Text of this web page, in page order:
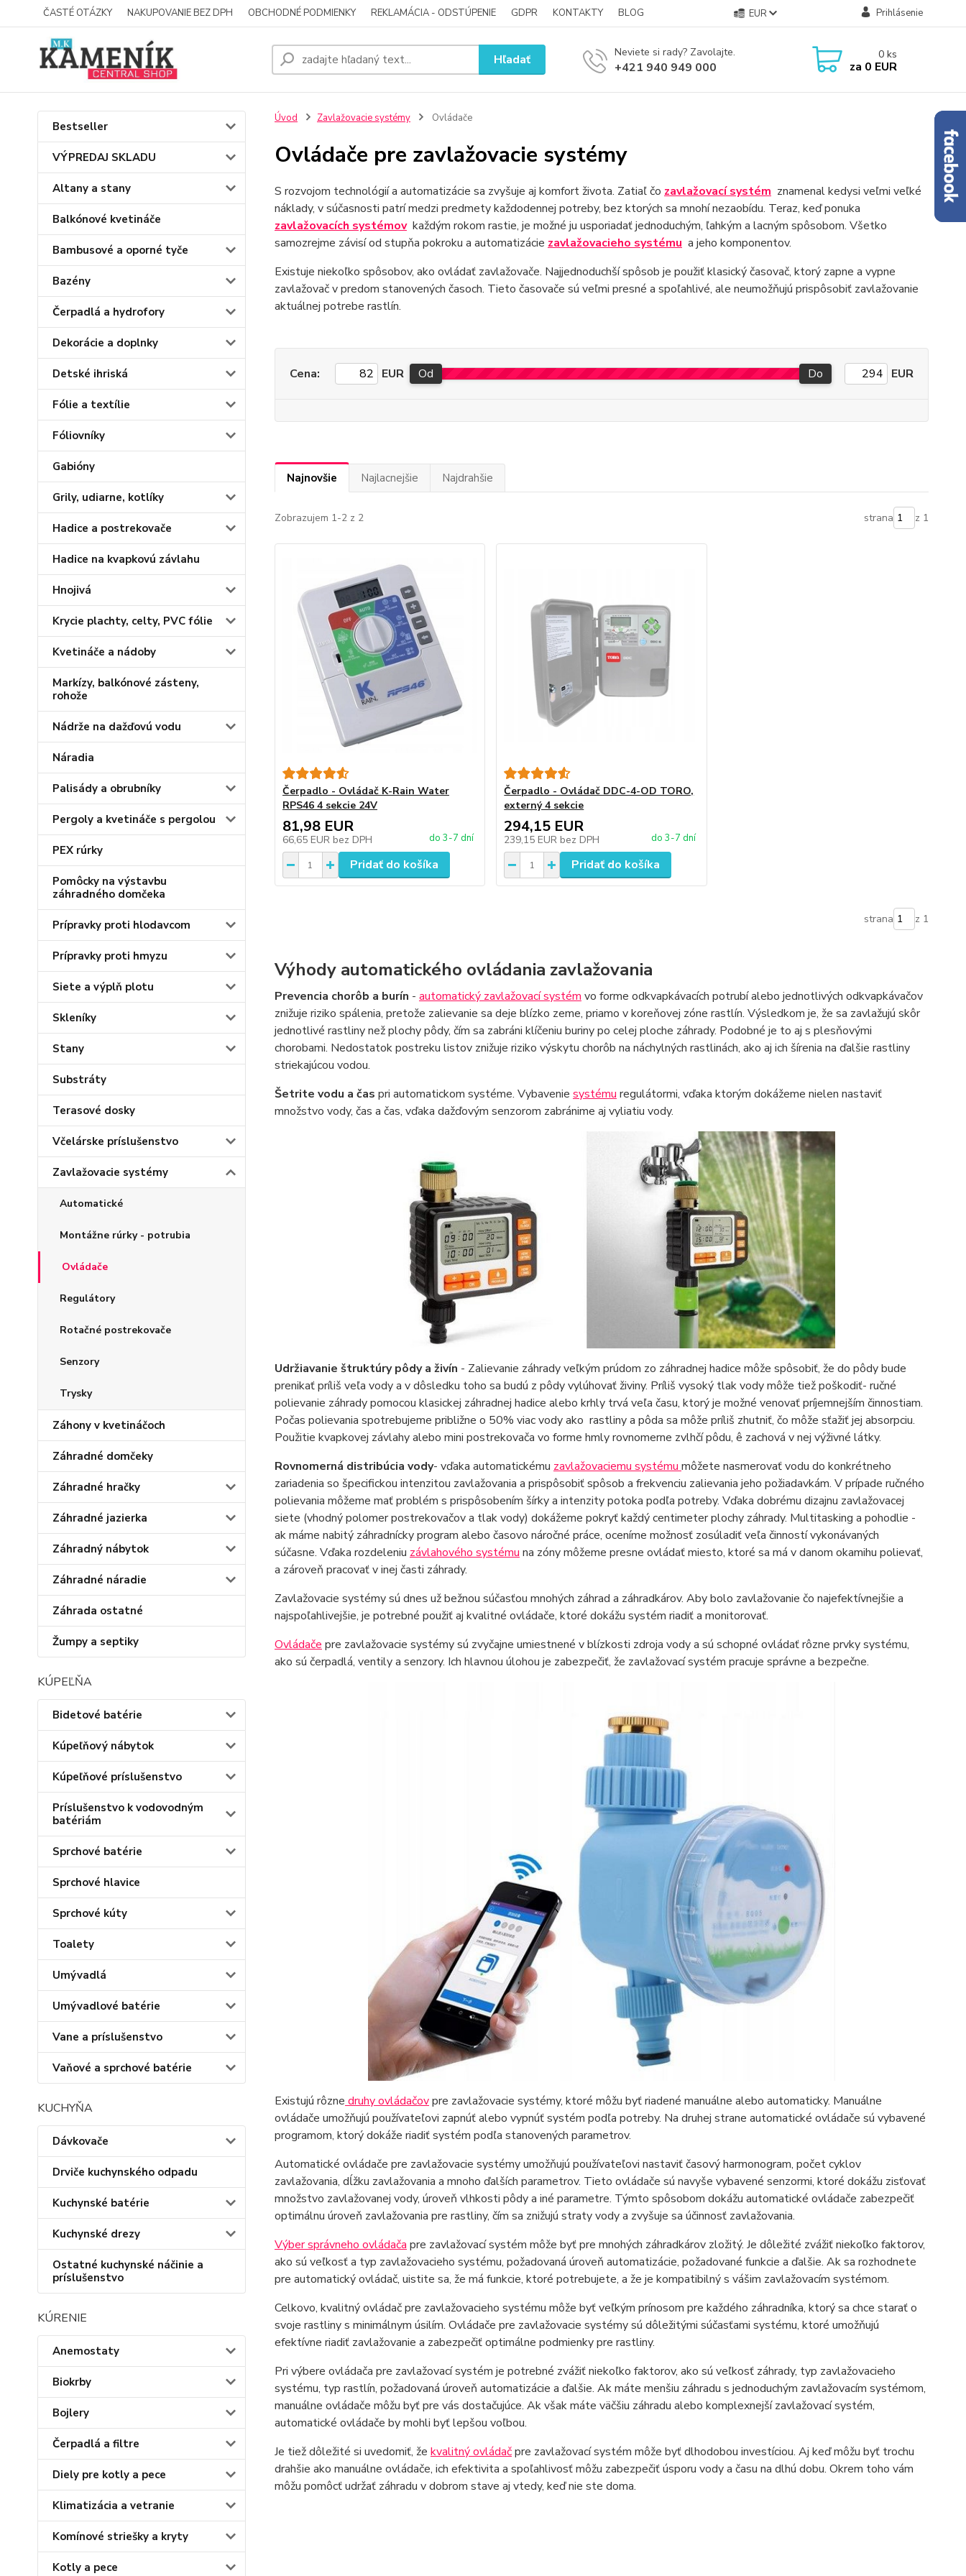
ČASTÉ OTÁZKY NAKUPOVANIE BEZ DPH OBCHODNÉ PODMIENKY REKLAMÁCIA - ODSTÚPENIE GDPR KONTAKTY BLOG EUR Prihlásenie
Hľadať Neviete si rady? Zavolajte.
+421 940 949 000
0 ks
za 0 EUR
Bestseller
VÝPREDAJ SKLADU
Altany a stany
Balkónové kvetináče
Bambusové a oporné tyče
Bazény
Čerpadlá a hydrofory
Dekorácie a doplnky
Detské ihriská
Fólie a textílie
Fóliovníky
Gabióny
Grily, udiarne, kotlíky
Hadice a postrekovače
Hadice na kvapkovú závlahu
Hnojivá
Krycie plachty, celty, PVC fólie
Kvetináče a nádoby
Markízy, balkónové zásteny,
rohože
Nádrže na dažďovú vodu
Náradia
Palisády a obrubníky
Pergoly a kvetináče s pergolou
PEX rúrky
Pomôcky na výstavbu
záhradného domčeka
Prípravky proti hlodavcom
Prípravky proti hmyzu
Siete a výplň plotu
Skleníky
Stany
Substráty
Terasové dosky
Včelárske príslušenstvo
Zavlažovacie systémy
Automatické
Montážne rúrky - potrubia
Ovládače
Regulátory
Rotačné postrekovače
Senzory
Trysky
Záhony v kvetináčoch
Záhradné domčeky
Záhradné hračky
Záhradné jazierka
Záhradný nábytok
Záhradné náradie
Záhrada ostatné
Žumpy a septiky
KÚPEĽŇA
Bidetové batérie
Kúpeľňový nábytok
Kúpeľňové príslušenstvo
Príslušenstvo k vodovodným
batériám
Sprchové batérie
Sprchové hlavice
Sprchové kúty
Toalety
Umývadlá
Umývadlové batérie
Vane a príslušenstvo
Vaňové a sprchové batérie
KUCHYŇA
Dávkovače
Drviče kuchynského odpadu
Kuchynské batérie
Kuchynské drezy
Ostatné kuchynské náčinie a
príslušenstvo
KÚRENIE
Anemostaty
Biokrby
Bojlery
Čerpadlá a filtre
Diely pre kotly a pece
Klimatizácia a vetranie
Komínové striešky a kryty
Kotly a pece
Úvod Zavlažovacie systémy Ovládače
Ovládače pre zavlažovacie systémy
S rozvojom technológií a automatizácie sa zvyšuje aj komfort života. Zatiaľ čo zavlažovací systém znamenal kedysi veľmi veľké
náklady, v súčasnosti patrí medzi predmety každodennej potreby, bez ktorých sa mnohí nezaobídu. Teraz, keď ponuka
zavlažovacích systémov každým rokom rastie, je možné ju usporiadať jednoduchým, ľahkým a lacným spôsobom. Všetko
samozrejme závisí od stupňa pokroku a automatizácie zavlažovacieho systému a jeho komponentov.
Existuje niekoľko spôsobov, ako ovládať zavlažovače. Najjednoduchší spôsob je použiť klasický časovač, ktorý zapne a vypne
zavlažovač v predom stanovených časoch. Tieto časovače sú veľmi presné a spoľahlivé, ale neumožňujú prispôsobiť zavlažovanie
aktuálnej potrebe rastlín.
Cena: EUR Od Do EUR
Najnovšie Najlacnejšie Najdrahšie
Zobrazujem 1-2 z 2 strana z 1
Čerpadlo - Ovládač K-Rain Water
RPS46 4 sekcie 24V
81,98 EUR
66,65 EUR bez DPH do 3-7 dní
Pridať do košíka
Čerpadlo - Ovládač DDC-4-OD TORO,
externý 4 sekcie
294,15 EUR
239,15 EUR bez DPH do 3-7 dní
Pridať do košíka
strana z 1
Výhody automatického ovládania zavlažovania
Prevencia chorôb a burín - automatický zavlažovací systém vo forme odkvapkávacích potrubí alebo jednotlivých odkvapkávačov
znižuje riziko spálenia, pretože zalievanie sa deje blízko zeme, priamo v koreňovej zóne rastlín. Výsledkom je, že sa zavlažujú skôr
jednotlivé rastliny než plochy pôdy, čím sa zabráni klíčeniu buriny po celej ploche záhrady. Podobné je to aj s plesňovými
chorobami. Nedostatok postreku listov znižuje riziko výskytu chorôb na náchylných rastlinách, ako aj ich šírenia na ďalšie rastliny
striekajúcou vodou.
Šetrite vodu a čas pri automatickom systéme. Vybavenie systému regulátormi, vďaka ktorým dokážeme nielen nastaviť
množstvo vody, čas a čas, vďaka dažďovým senzorom zabránime aj vyliatiu vody.
Udržiavanie štruktúry pôdy a živín - Zalievanie záhrady veľkým prúdom zo záhradnej hadice môže spôsobiť, že do pôdy bude
prenikať príliš veľa vody a v dôsledku toho sa budú z pôdy vylúhovať živiny. Príliš vysoký tlak vody môže tiež poškodiť- ručné
polievanie záhrady pomocou klasickej záhradnej hadice alebo krhly trvá veľa času, ktorý je možné venovať príjemnejším činnostiam.
Počas polievania spotrebujeme približne o 50% viac vody ako rastliny a pôda sa môže príliš zhutniť, čo môže sťažiť jej absorpciu.
Použitie kvapkovej závlahy alebo mini postrekovača vo forme hmly rovnomerne zvlhčí pôdu, ê zachová v nej výživné látky.
Rovnomerná distribúcia vody- vďaka automatickému zavlažovaciemu systémumôžete nasmerovať vodu do konkrétneho
zariadenia so špecifickou intenzitou zavlažovania a prispôsobiť spôsob a frekvenciu zalievania jeho požiadavkám. V prípade ručného
polievania môžeme mať problém s prispôsobením šírky a intenzity potoka podľa potreby. Vďaka dobrému dizajnu zavlažovacej
siete (vhodný polomer postrekovačov a tlak vody) dokážeme pokryť každý centimeter plochy záhrady. Multitasking a pohodlie -
ak máme nabitý záhradnícky program alebo časovo náročné práce, oceníme možnosť zosúladiť veľa činností vykonávaných
súčasne. Vďaka rozdeleniu závlahového systémuna zóny môžeme presne ovládať miesto, ktoré sa má v danom okamihu polievať,
a zároveň pracovať v inej časti záhrady.
Zavlažovacie systémy sú dnes už bežnou súčasťou mnohých záhrad a záhradkárov. Aby bolo zavlažovanie čo najefektívnejšie a
najspoľahlivejšie, je potrebné použiť aj kvalitné ovládače, ktoré dokážu systém riadiť a monitorovať.
Ovládačepre zavlažovacie systémy sú zvyčajne umiestnené v blízkosti zdroja vody a sú schopné ovládať rôzne prvky systému,
ako sú čerpadlá, ventily a senzory. Ich hlavnou úlohou je zabezpečiť, že zavlažovací systém pracuje správne a bezpečne.
Existujú rôznedruhy ovládačovpre zavlažovacie systémy, ktoré môžu byť riadené manuálne alebo automaticky. Manuálne
ovládače umožňujú používateľovi zapnúť alebo vypnúť systém podľa potreby. Na druhej strane automatické ovládače sú vybavené
programom, ktorý dokáže riadiť systém podľa stanovených parametrov.
Automatické ovládače pre zavlažovacie systémy umožňujú používateľovi nastaviť časový harmonogram, počet cyklov
zavlažovania, dĺžku zavlažovania a mnoho ďalších parametrov. Tieto ovládače sú navyše vybavené senzormi, ktoré dokážu zisťovať
množstvo zavlažovanej vody, úroveň vlhkosti pôdy a iné parametre. Týmto spôsobom dokážu automatické ovládače zabezpečiť
optimálnu úroveň zavlažovania pre rastliny, čím sa znižujú straty vody a zvyšuje sa účinnosť zavlažovania.
Výber správneho ovládačapre zavlažovací systém môže byť pre mnohých záhradkárov zložitý. Je dôležité zvážiť niekoľko faktorov,
ako sú veľkosť a typ zavlažovacieho systému, požadovaná úroveň automatizácie, požadované funkcie a ďalšie. Ak sa rozhodnete
pre automatický ovládač, uistite sa, že má funkcie, ktoré potrebujete, a že je kompatibilný s vášim zavlažovacím systémom.
Celkovo, kvalitný ovládač pre zavlažovacieho systému môže byť veľkým prínosom pre každého záhradníka, ktorý sa chce starať o
svoje rastliny s minimálnym úsilím. Ovládače pre zavlažovacie systémy sú dôležitými súčasťami systému, ktoré umožňujú
efektívne riadiť zavlažovanie a zabezpečiť optimálne podmienky pre rastliny.
Pri výbere ovládača pre zavlažovací systém je potrebné zvážiť niekoľko faktorov, ako sú veľkosť záhrady, typ zavlažovacieho
systému, typ rastlín, požadovaná úroveň automatizácie a ďalšie. Ak máte menšiu záhradu s jednoduchým zavlažovacím systémom,
manuálne ovládače môžu byť pre vás dostačujúce. Ak však máte väčšiu záhradu alebo komplexnejší zavlažovací systém,
automatické ovládače by mohli byť lepšou voľbou.
Je tiež dôležité si uvedomiť, že kvalitný ovládačpre zavlažovací systém môže byť dlhodobou investíciou. Aj keď môžu byť trochu
drahšie ako manuálne ovládače, ich efektivita a spoľahlivosť môžu zabezpečiť úsporu vody a času na dlhú dobu. Okrem toho vám
môžu pomôcť udržať záhradu v dobrom stave aj vtedy, keď nie ste doma.